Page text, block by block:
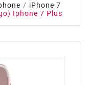
iPhone 7
Iphone 7 Plus